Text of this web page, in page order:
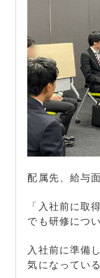
配属先、給与
「入社前に取
でも研修につ
入社前に準備
気になってい